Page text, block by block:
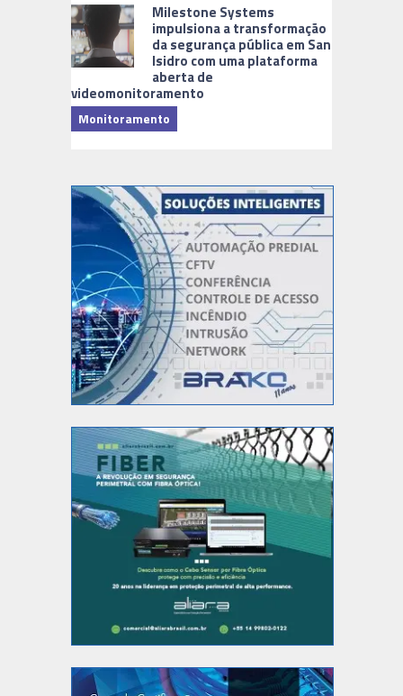
Milestone Systems
impulsiona a transformação
da segurança pública em San
Isidro com uma plataforma
aberta de
videomonitoramento
Monitoramento